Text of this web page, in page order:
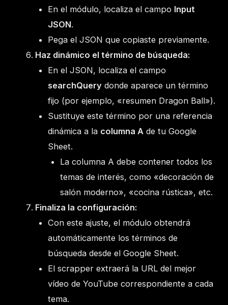
En el módulo, localiza el campo Input
JSON.
Pega el JSON que copiaste previamente.
Haz dinámico el término de búsqueda:
En el JSON, localiza el campo
searchQuerydonde aparece un término
fijo (por ejemplo, «resumen Dragon Ball»).
Sustituye este término por una referencia
dinámica a la columna Ade tu Google
Sheet.
La columna A debe contener todos los
temas de interés, como «decoración de
salón moderno», «cocina rústica», etc.
Finaliza la configuración:
Con este ajuste, el módulo obtendrá
automáticamente los términos de
búsqueda desde el Google Sheet.
El scrapper extraerá la URL del mejor
vídeo de YouTube correspondiente a cada
tema.